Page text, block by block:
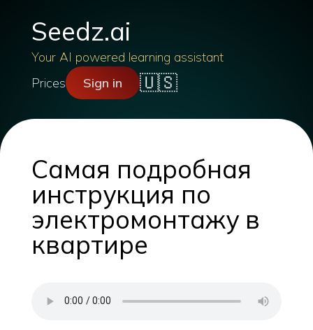
Seedz.ai
Your AI powered learning assistant
Prices
Sign in 🇺🇸
Самая подробная
инструкция по
электромонтажу в
квартире